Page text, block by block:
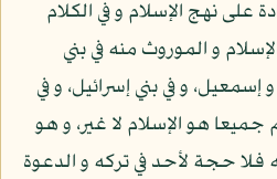
على نهج الإسلام و في الكلام
و الموروث منه في بني
و في بني إسرائيل، و في
هو الإسلام لا غير، و هو
فلا حجة لأحد في تركه و الدعوة